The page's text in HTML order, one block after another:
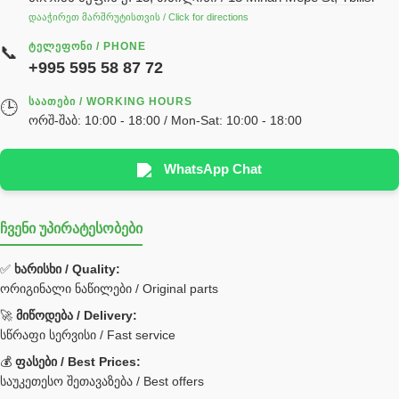
реек
სხადასხვა
Hyva
უჟანგავი ფოლადი
Bobcat ფილტრი
Caterpillar ფილტრი
JCB ფილტრი
ქვაბი გათბობა მილები
დააჭირეთ მარშრუტისთვის / Click for directions
📞 ᲢᲔᲚᲔᲤᲝᲜᲘ / PHONE
+995 595 58 87 72
🕒 ᲡᲐᲐᲗᲔᲑᲘ / WORKING HOURS
ორშ-შაბ: 10:00 - 18:00 / Mon-Sat: 10:00 - 18:00
WhatsApp Chat
ჩვენი უპირატესობები
✅ ხარისხი / Quality:
ორიგინალი ნაწილები / Original parts
🚀 მიწოდება / Delivery:
სწრაფი სერვისი / Fast service
💰 ფასები / Best Prices:
საუკეთესო შეთავაზება / Best offers